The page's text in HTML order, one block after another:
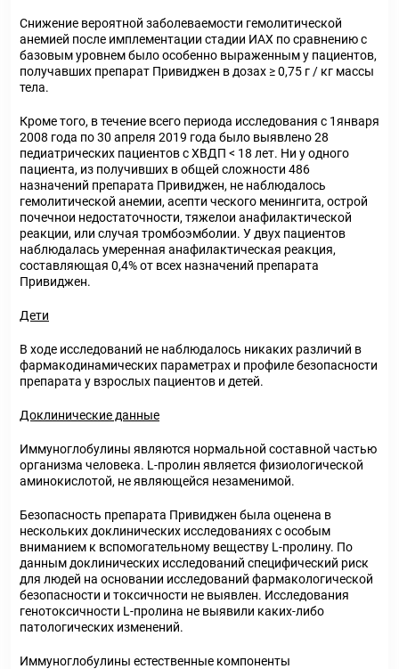
Снижение вероятной заболеваемости гемолитической
анемией после имплементации стадии ИАХ по сравнению с
базовым уровнем было особенно выраженным у пациентов,
получавших препарат Привиджен в дозах ≥ 0,75 г / кг массы
тела.
Кроме того, в течение всего периода исследования с 1января
2008 года по 30 апреля 2019 года было выявлено 28
педиатрических пациентов с ХВДП < 18 лет. Ни у одного
пациента, из получивших в общей сложности 486
назначений препарата Привиджен, не наблюдалось
гемолитической анемии, асепти ческого менингита, острой
почечнои недостаточности, тяжелои анафилактической
реакции, или случая тромбоэмболии. У двух пациентов
наблюдалась умеренная анафилактическая реакция,
составляющая 0,4% от всех назначений препарата
Привиджен.
Дети
В ходе исследований не наблюдалось никаких различий в
фармакодинамических параметрах и профиле безопасности
препарата у взрослых пациентов и детей.
Доклинические данные
Иммуноглобулины являются нормальной составной частью
организма человека. L-пролин является физиологической
аминокислотой, не являющейся незаменимой.
Безопасность препарата Привиджен была оценена в
нескольких доклинических исследованиях с особым
вниманием к вспомогательному веществу L-пролину. По
данным доклинических исследований специфический риск
для людей на основании исследований фармакологической
безопасности и токсичности не выявлен. Исследования
генотоксичности L-пролина не выявили каких-либо
патологических изменений.
Иммуноглобулины естественные компоненты